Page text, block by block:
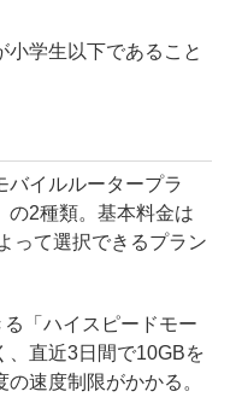
学生以下であること
イルルータープラ
の2種類。基本料金は
って選択できるプラン
「ハイスピードモー
、直近3日間で10GBを
速度制限がかかる。